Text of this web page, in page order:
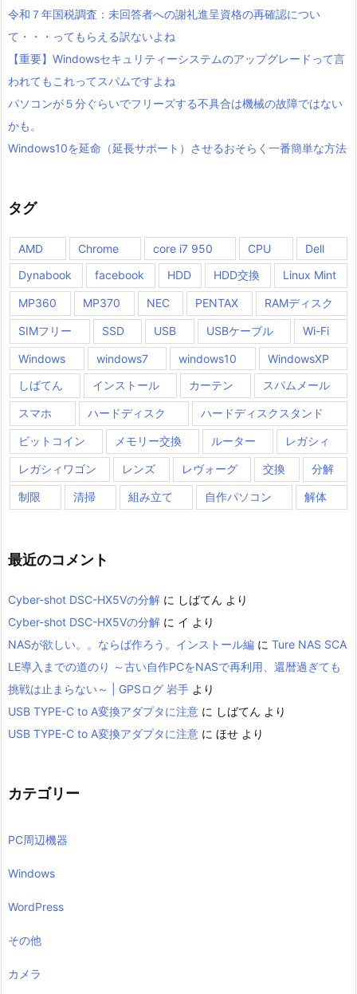
令和７年国税調査：未回答者への謝礼進呈資格の再確認につい
て・・・ってもらえる訳ないよね
【重要】Windowsセキュリティーシステムのアップグレードって言
われてもこれってスパムですよね
パソコンが５分ぐらいでフリーズする不具合は機械の故障ではない
かも。
Windows10を延命（延長サポート）させるおそらく一番簡単な方法
タグ
AMD Chrome core i7 950 CPU
Dell
Dynabook
facebook HDD HDD交換 Linux Mint
MP360 MP370 NEC PENTAX RAMディスク
SIMフリー SSD USB USBケーブル Wi-Fi
Windows windows7 windows10
WindowsXP
しばてん
インストール カーテン スパムメール
スマホ ハードディスク ハードディスクスタンド
ビットコイン メモリー交換 ルーター レガシィ
レガシィワゴン レンズ レヴォーグ 交換 分解
制限 清掃 組み立て 自作パソコン 解体
最近のコメント
Cyber-shot DSC-HX5Vの分解 に しばてん より
Cyber-shot DSC-HX5Vの分解 に イ より
NASが欲しい。。ならば作ろう。インストール編 に Ture NAS SCA
LE導入までの道のり ～古い自作PCをNASで再利用、還暦過ぎても
挑戦は止まらない～ | GPSログ 岩手 より
USB TYPE-C to A変換アダプタに注意 に しばてん より
USB TYPE-C to A変換アダプタに注意 に ほせ より
カテゴリー
PC周辺機器
Windows
WordPress
その他
カメラ